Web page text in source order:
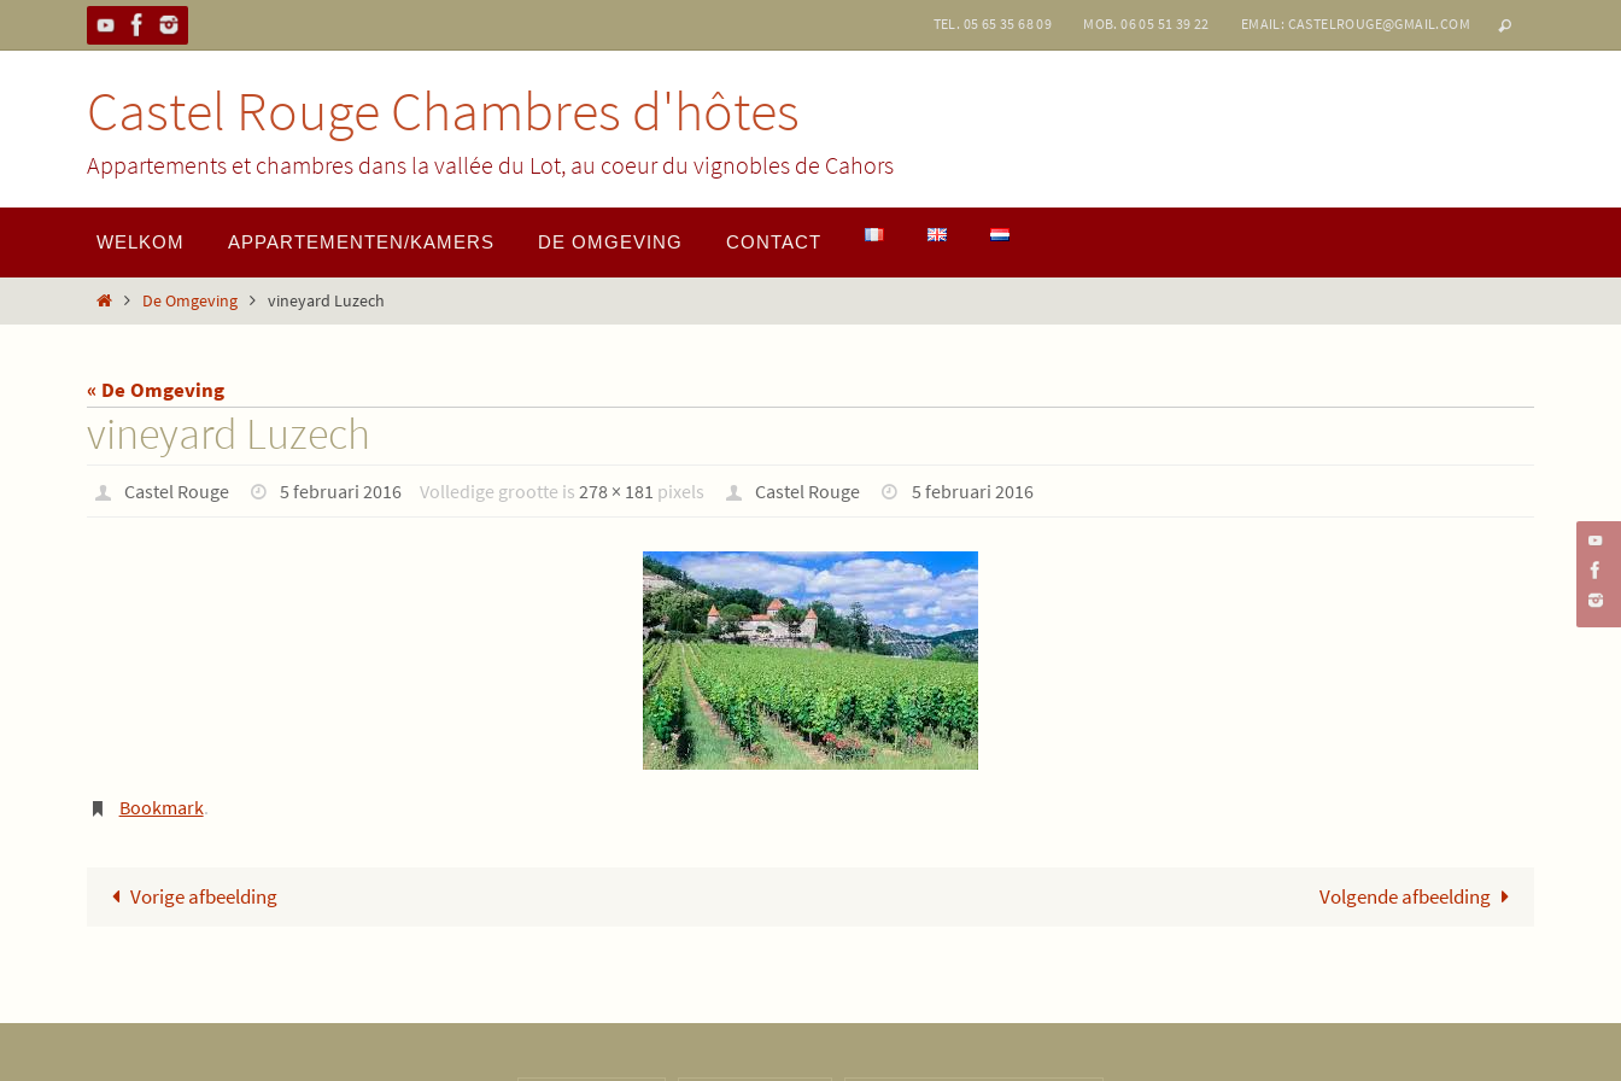
naar
TEL. 05 65 35 68 09 MOB. 06 05 51 39 22 EMAIL: CASTELROUGE@GMAIL.COM
Castel Rouge Chambres d'hôtes
Appartements et chambres dans la vallée du Lot, au coeur du vignobles de Cahors
de
WELKOM APPARTEMENTEN/KAMERS DE OMGEVING CONTACT
HomeDe Omgeving vineyard Luzech
« De Omgeving
vineyard Luzech
Castel Rouge 5 februari 2016 Volledige grootte is278 × 181 pixels Castel Rouge 5 februari 2016
Bookmark.
Vorige afbeelding Volgende afbeelding